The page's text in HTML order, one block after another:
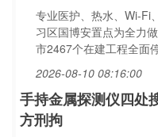
专业医护、热水、Wi-Fi
习区国博安置点为全力
市2467个在建工程全面
2026-08-10 08:16:00
手持金属探测仪四处
方刑拘